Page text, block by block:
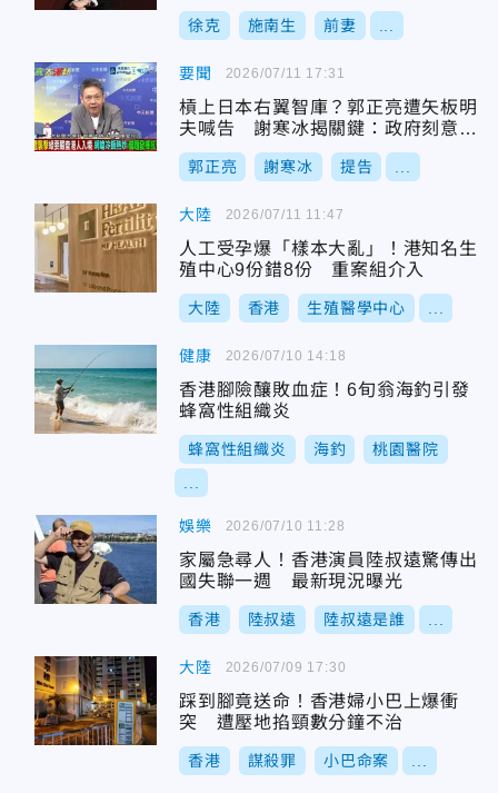
徐克 施南生 前妻
要聞
槓上日本右翼智庫？郭正亮遭矢板明
夫喊告 謝寒冰揭關鍵：政府刻意把
事弄大、動機引人深思
郭正亮 謝寒冰 提告
2026/07/11 17:31
大陸
人工受孕爆「樣本大亂」！港知名生
殖中心9份錯8份 重案組介入
大陸 香港 生殖醫學中心
2026/07/11 11:47
健康
香港腳險釀敗血症！6旬翁海釣引發
蜂窩性組織炎
蜂窩性組織炎 海釣 桃園醫院
2026/07/10 14:18
娛樂
家屬急尋人！香港演員陸叔遠驚傳出
國失聯一週 最新現況曝光
香港 陸叔遠 陸叔遠是誰
2026/07/10 11:28
大陸
踩到腳竟送命！香港婦小巴上爆衝
突 遭壓地掐頸數分鐘不治
香港 謀殺罪 小巴命案
2026/07/09 17:30